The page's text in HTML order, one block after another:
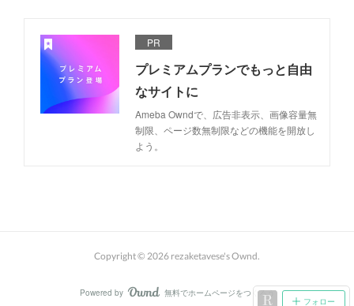
PR
プレミアムプランでもっと自由
なサイトに
Ameba Owndで、広告非表示、画像容量無
制限、ページ数無制限などの機能を開放し
よう。
フォロー
Copyright © 2026 rezaketavese's Ownd.
Powered by AmebaOwnd
無料でホームページをつくろう